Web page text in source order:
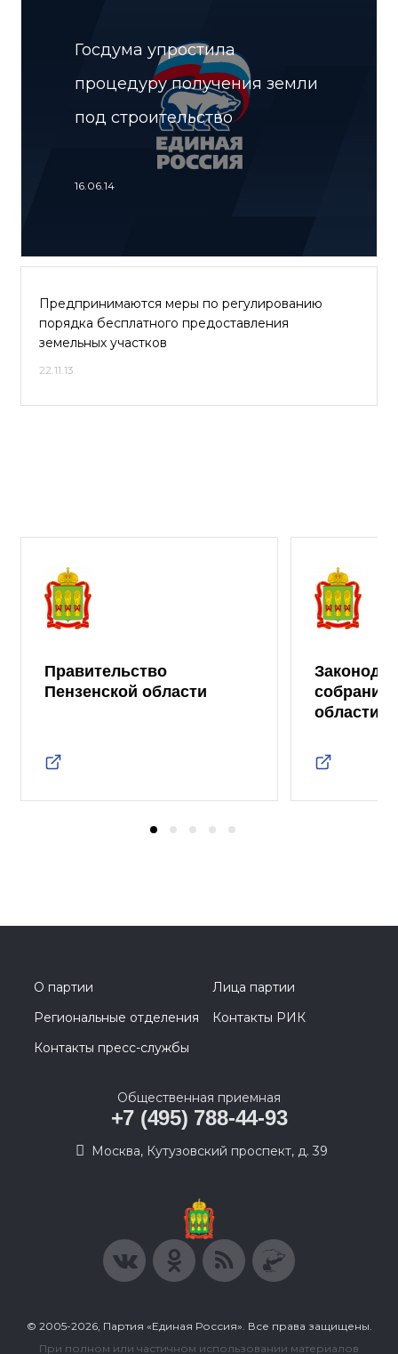
Госдума упростила
процедуру получения земли
под строительство
16.06.14
Предпринимаются меры по регулированию
порядка бесплатного предоставления
земельных участков
22.11.13
Правительство
Пензенской области
собрание
области
О партии
Лица партии
Региональные отделения
Контакты РИК
Контакты пресс-службы
Общественная приемная
+7 (495) 788-44-93
Москва, Кутузовский проспект, д. 39
© 2005-2026, Партия «Единая Россия». Все права защищены.
При полном или частичном использовании материалов